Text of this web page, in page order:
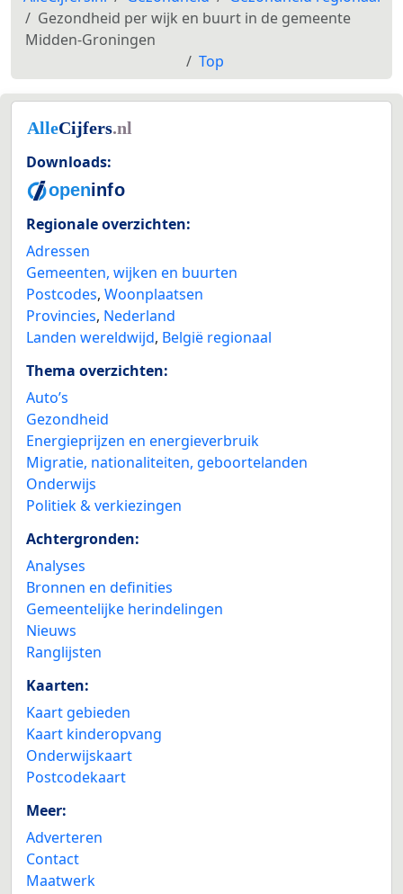
Gezondheid per wijk en buurt in de gemeente
Midden-Groningen
Top
Downloads:
Regionale overzichten:
Adressen
Gemeenten, wijken en buurten
Postcodes, Woonplaatsen
Provincies, Nederland
Landen wereldwijd, België regionaal
Thema overzichten:
Auto’s
Gezondheid
Energieprijzen en energieverbruik
Migratie, nationaliteiten, geboortelanden
Onderwijs
Politiek & verkiezingen
Achtergronden:
Analyses
Bronnen en definities
Gemeentelijke herindelingen
Nieuws
Ranglijsten
Kaarten:
Kaart gebieden
Kaart kinderopvang
Onderwijskaart
Postcodekaart
Meer:
Adverteren
Contact
Maatwerk